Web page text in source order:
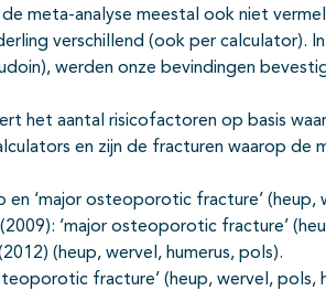
meta-analyse meestal ook niet
verschillend (ook per calculator).
werden onze bevindingen
het aantal risicofactoren op basis
en zijn de fracturen waarop de
en ‘major osteoporotic fracture’ (heup,
‘major osteoporotic fracture’
(heup, wervel, humerus, pols).
fracture’ (heup, wervel, pols,